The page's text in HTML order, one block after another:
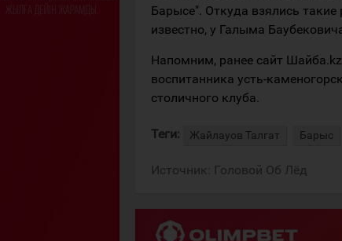
Барысе". Откуда взялись
известно, у Галыма
Напомним, ранее сайт Шайба.kz
воспитанника усть-
столичного клуба.
Теги: Жайлауов Талгат Барыс
Источник: Головой Об Лёд